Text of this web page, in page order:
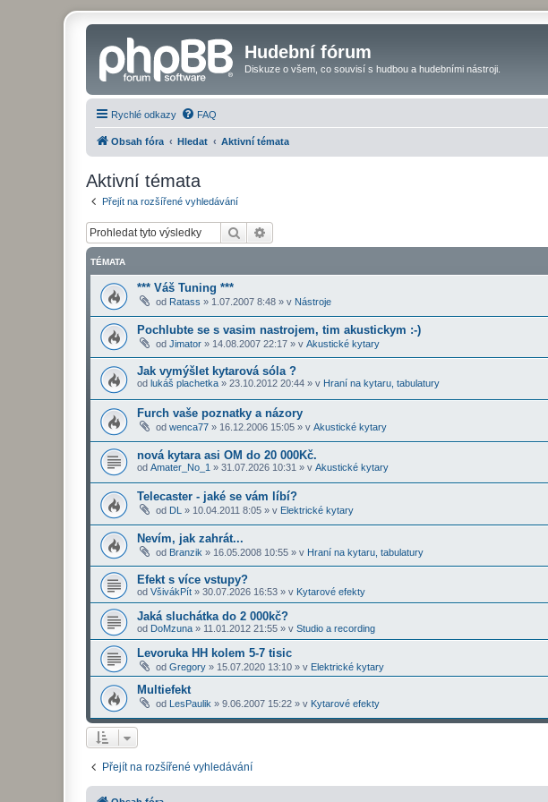
Hudební fórum
Diskuze o všem, co souvisí s hudbou a hudebními nástroji.
Rychlé odkazy FAQ
Obsah fóra Hledat Aktivní témata
Aktivní témata
Přejít na rozšířené vyhledávání
Hledat
TÉMATA
*** Váš Tuning ***
od Ratass » 1.07.2007 8:48 » v Nástroje
Pochlubte se s vasim nastrojem, tim akustickym :-)
od Jimator » 14.08.2007 22:17 » v Akustické kytary
Jak vymýšlet kytarová sóla ?
od lukáš plachetka » 23.10.2012 20:44 » v Hraní na kytaru, tabulatury
Furch vaše poznatky a názory
od wenca77 » 16.12.2006 15:05 » v Akustické kytary
nová kytara asi OM do 20 000Kč.
od Amater_No_1 » 31.07.2026 10:31 » v Akustické kytary
Telecaster - jaké se vám líbí?
od DL » 10.04.2011 8:05 » v Elektrické kytary
Nevím, jak zahrát...
od Branzik » 16.05.2008 10:55 » v Hraní na kytaru, tabulatury
Efekt s více vstupy?
od VšivákPít » 30.07.2026 16:53 » v Kytarové efekty
Jaká sluchátka do 2 000kč?
od DoMzuna » 11.01.2012 21:55 » v Studio a recording
Levoruka HH kolem 5-7 tisic
od Gregory » 15.07.2020 13:10 » v Elektrické kytary
Multiefekt
od LesPaulik » 9.06.2007 15:22 » v Kytarové efekty
Přejít na rozšířené vyhledávání